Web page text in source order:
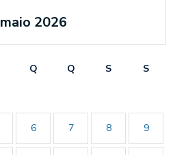
maio 2026
Q Q S
S
6 7 8 9